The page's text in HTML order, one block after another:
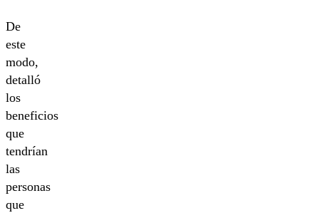
De
este
modo,
detalló
los
beneficios
que
tendrían
las
personas
que